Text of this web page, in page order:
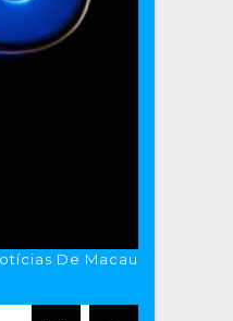
De Macau